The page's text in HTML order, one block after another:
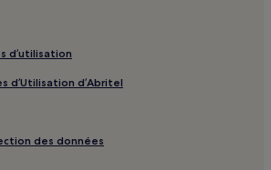
: hôtels Hôtels avec parking
: hôtels 3 étoiles
: hôtels
de l'Infant : hôtels Hôtels avec parking
d’utilisation
d’Utilisation d’Abritel
des données